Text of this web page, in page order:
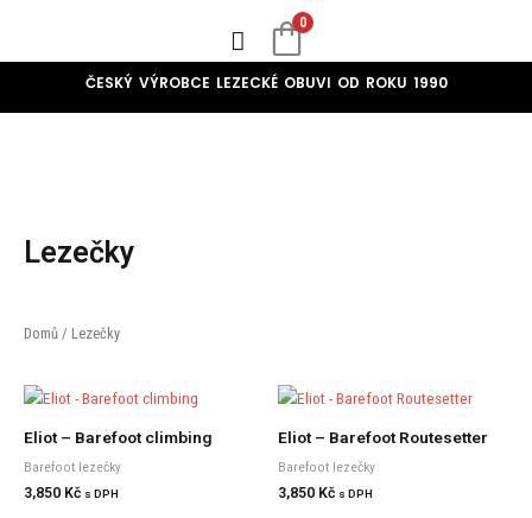
obsah
0
ČESKÝ VÝROBCE LEZECKÉ OBUVI OD ROKU 1990
Lezečky
Domů / Lezečky
Eliot – Barefoot climbing
Barefoot lezečky
3,850 Kč s DPH
Eliot – Barefoot Routesetter
Barefoot lezečky
3,850 Kč s DPH